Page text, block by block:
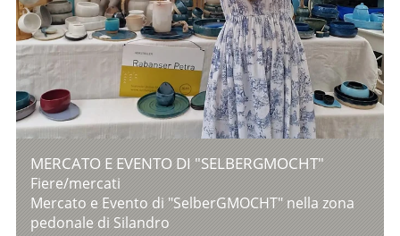
MERCATO E EVENTO DI "SELBERGMOCHT"
Fiere/mercati
Mercato e Evento di "SelberGMOCHT" nella zona
pedonale di Silandro